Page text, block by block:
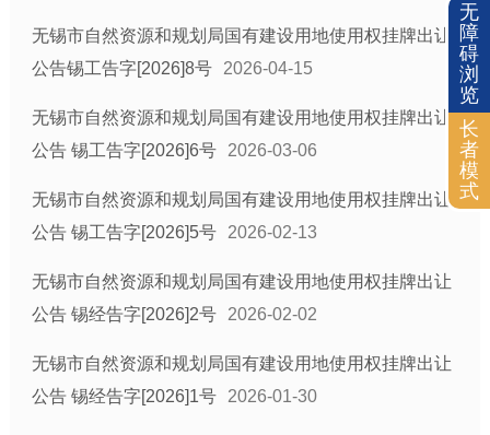
无
障
碍
浏
览
长
者
模
式
无锡市自然资源和规划局国有建设用地使用权挂牌出让
公告锡工告字[2026]8号
2026-04-15
无锡市自然资源和规划局国有建设用地使用权挂牌出让
公告 锡工告字[2026]6号
2026-03-06
无锡市自然资源和规划局国有建设用地使用权挂牌出让
公告 锡工告字[2026]5号
2026-02-13
无锡市自然资源和规划局国有建设用地使用权挂牌出让
公告 锡经告字[2026]2号
2026-02-02
无锡市自然资源和规划局国有建设用地使用权挂牌出让
公告 锡经告字[2026]1号
2026-01-30